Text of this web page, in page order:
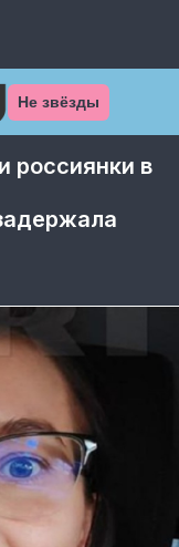
Не звёзды
россиянки в